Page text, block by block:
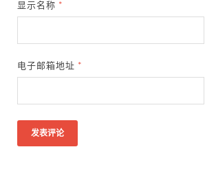
显示名称 *
电子邮箱地址 *